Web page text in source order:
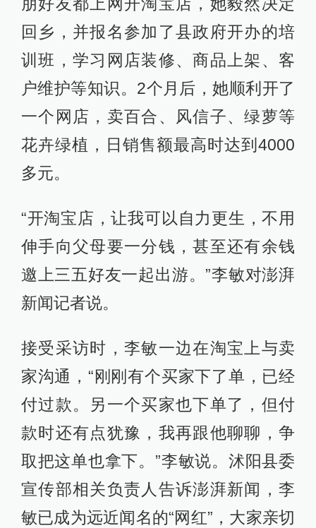
回乡，并报名参加了县政府开办的培
训班，学习网店装修、商品上架、客
户维护等知识。2个月后，她顺利开了
一个网店，卖百合、风信子、绿萝等
花卉绿植，日销售额最高时达到4000
多元。
“开淘宝店，让我可以自力更生，不用
伸手向父母要一分钱，甚至还有余钱
邀上三五好友一起出游。”李敏对澎湃
新闻记者说。
接受采访时，李敏一边在淘宝上与卖
家沟通，“刚刚有个买家下了单，已经
付过款。另一个买家也下单了，但付
款时还有点犹豫，我再跟他聊聊，争
取把这单也拿下。”李敏说。沭阳县委
宣传部相关负责人告诉澎湃新闻，李
敏已成为远近闻名的“网红”，大家亲切